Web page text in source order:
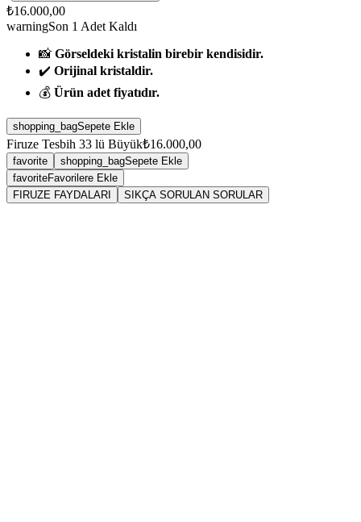
₺16.000,00
warningSon 1 Adet Kaldı
📸 Görseldeki kristalin birebir kendisidir.
✔️ Orijinal kristaldir.
💰 Ürün adet fiyatıdır.
shopping_bagSepete Ekle
Firuze Tesbih 33 lü Büyük₺16.000,00
favorite shopping_bagSepete Ekle
favoriteFavorilere Ekle
FIRUZE FAYDALARI
SIKÇA SORULAN SORULAR